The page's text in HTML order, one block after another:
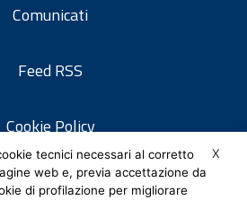
Comunicati
Feed RSS
Cookie Policy
privacy
X
tecnici necessari al corretto
web e, previa accettazione da
di profilazione per migliorare